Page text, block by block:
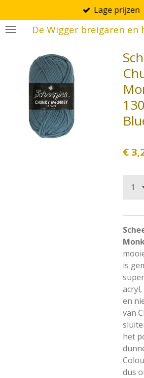
direct
naar
hoofdinhoud
De Wigger breigaren en
Lage prijzen
€
is
en
van
het
dus